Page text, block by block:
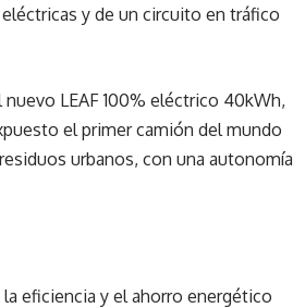
y de un circuito en tráfico
LEAF 100% eléctrico 40kWh,
el primer camión del mundo
urbanos, con una autonomía
eficiencia y el ahorro energético